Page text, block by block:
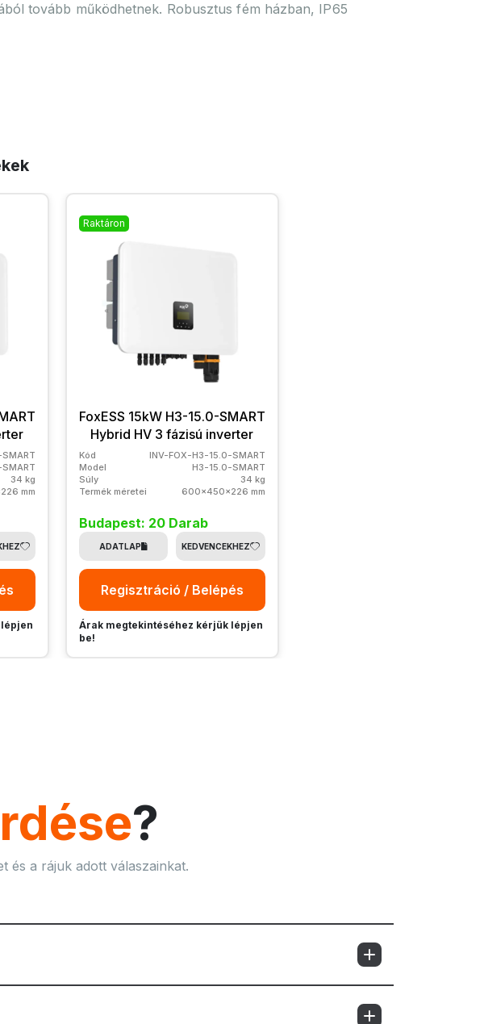
tovább működhetnek. Robusztus fém házban, IP65
34 kg
mm
Raktáron
FoxESS 15kW H3-15.0-SMART
Hybrid HV 3 fázisú inverter
Kód
INV-FOX-H3-15.0-SMART
Model
H3-15.0-SMART
Súly
34 kg
Termék méretei
600x450x226 mm
Budapest: 20 Darab
ADATLAP KEDVENCEKHEZ
Regisztráció / Belépés
Árak megtekintéséhez kérjük lépjen
be!
?
és a rájuk adott válaszainkat.